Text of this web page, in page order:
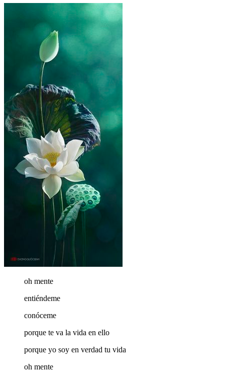
oh mente
entiéndeme
conóceme
porque te va la vida en ello
porque yo soy en verdad tu vida
oh mente